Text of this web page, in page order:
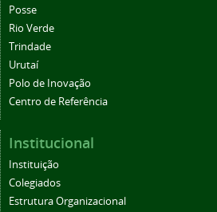
Posse
Rio Verde
Trindade
Urutaí
Polo de Inovação
Centro de Referência
Institucional
Instituição
Colegiados
Estrutura Organizacional